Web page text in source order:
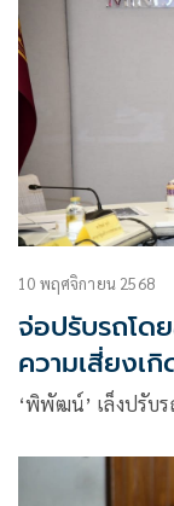
10 พฤศจิกายน 2568
จ่อปรับรถโด
ความเสี่ยงเ
‘พิพัฒน์’ เล็งปรับ